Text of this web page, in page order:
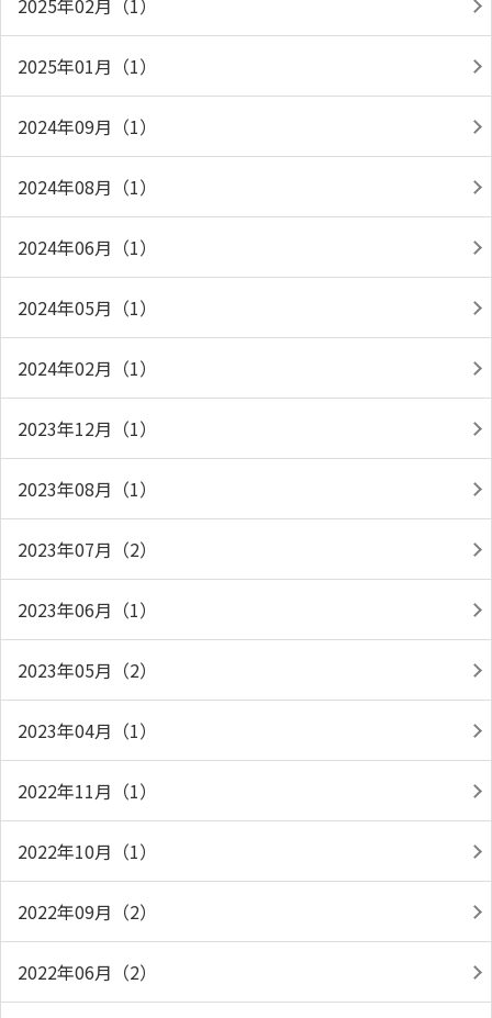
2025年02月（1）
2025年01月（1）
2024年09月（1）
2024年08月（1）
2024年06月（1）
2024年05月（1）
2024年02月（1）
2023年12月（1）
2023年08月（1）
2023年07月（2）
2023年06月（1）
2023年05月（2）
2023年04月（1）
2022年11月（1）
2022年10月（1）
2022年09月（2）
2022年06月（2）